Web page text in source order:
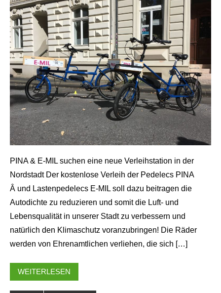
PINA & E-MIL suchen eine neue Verleihstation in der
Nordstadt Der kostenlose Verleih der Pedelecs PINA
Â und Lastenpedelecs E-MIL soll dazu beitragen die
Autodichte zu reduzieren und somit die Luft- und
Lebensqualität in unserer Stadt zu verbessern und
natürlich den Klimaschutz voranzubringen! Die Räder
werden von Ehrenamtlichen verliehen, die sich […]
WEITERLESEN